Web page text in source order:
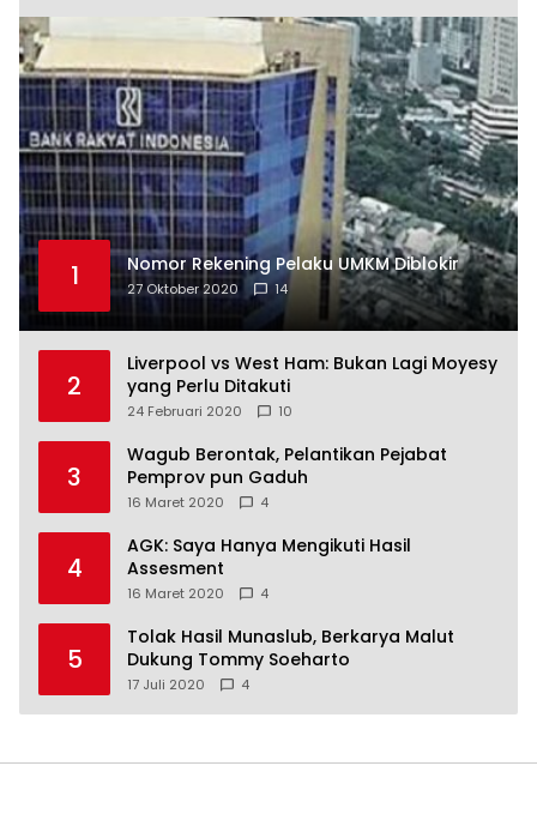
1 Nomor Rekening Pelaku UMKM Diblokir
27 Oktober 2020 14
2
Liverpool vs West Ham: Bukan Lagi Moyesy
yang Perlu Ditakuti
24 Februari 2020 10
3
Wagub Berontak, Pelantikan Pejabat
Pemprov pun Gaduh
16 Maret 2020 4
4
AGK: Saya Hanya Mengikuti Hasil
Assesment
16 Maret 2020 4
5
Tolak Hasil Munaslub, Berkarya Malut
Dukung Tommy Soeharto
17 Juli 2020 4